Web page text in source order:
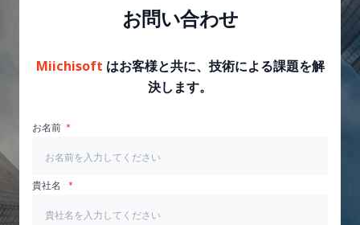
お問い合わせ
Miichisoft はお客様と共に、技術による課題を解
決します。
お名前
貴社名